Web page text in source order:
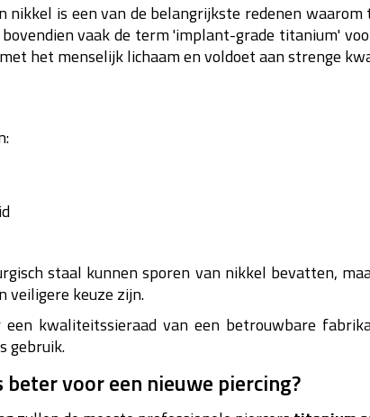
nikkel is een van de belangrijkste redenen
vaak de term 'implant-grade titanium'
het menselijk lichaam en voldoet aan strenge
staal kunnen sporen van nikkel bevatten,
veiligere keuze zijn.
kwaliteitssieraad van een betrouwbare
gebruik.
voor een nieuwe piercing?